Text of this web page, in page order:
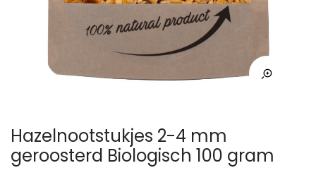
Hazelnootstukjes 2-4 mm
geroosterd Biologisch 100 gram